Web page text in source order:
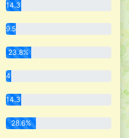
14.3%
9.5%
23.8%
4.8%
14.3%
28.6%